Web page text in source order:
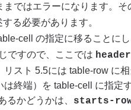
ではエラーになります。そ
る必要があります。
cell の指定に移ることにし
ですので、ここでは header
リスト 5.5には table-row に
は終端）を table-cell に指定
るかどうかは、 starts-